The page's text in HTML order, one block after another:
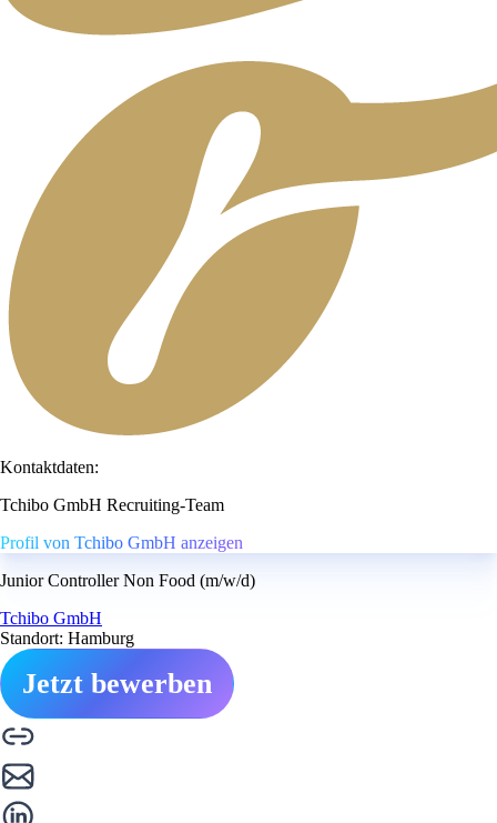
Kontaktdaten:
Tchibo GmbH Recruiting-Team
Profil von Tchibo GmbH anzeigen
Junior Controller Non Food (m/w/d)
Tchibo GmbH
Standort: Hamburg
Jetzt bewerben